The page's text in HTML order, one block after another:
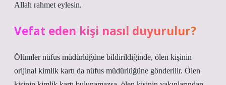
Allah rahmet eylesin.
Vefat eden kişi nasıl duyurulur?
Ölümler nüfus müdürlüğüne bildirildiğinde, ölen kişinin
orijinal kimlik kartı da nüfus müdürlüğüne gönderilir. Ölen